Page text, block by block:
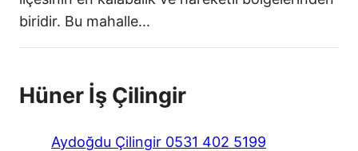
biridir. Bu mahalle...
Hüner İş Çilingir
Aydoğdu Çilingir 0531 402 5199